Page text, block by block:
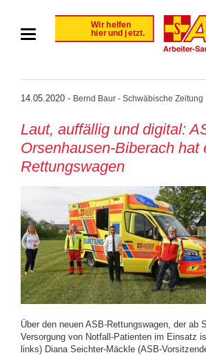
14.05.2020 - Bernd Baur - Schwäbische Zeitung
Laut, auffällig und digital:
Orsenhausen-Biberach hat
Rettungswagen
Über den neuen ASB-Rettungswagen, der ab
Versorgung von Notfall-Patienten im Einsatz
links) Diana Seichter-Mäckle (ASB-